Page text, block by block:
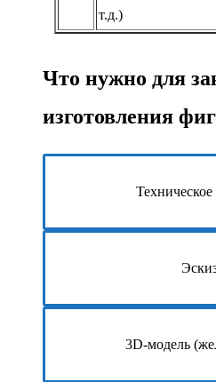
т.д.)
Что нужно для
изготовления
Техническое
3D-модель